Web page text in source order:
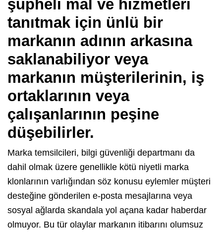
şüpheli mal ve hizmetleri
tanıtmak için ünlü bir
markanın adının arkasına
saklanabiliyor veya
markanın müşterilerinin, iş
ortaklarının veya
çalışanlarının peşine
düşebilirler.
Marka temsilcileri, bilgi güvenliği departmanı da
dahil olmak üzere genellikle kötü niyetli marka
klonlarının varlığından söz konusu eylemler müşteri
desteğine gönderilen e-posta mesajlarına veya
sosyal ağlarda skandala yol açana kadar haberdar
olmuyor. Bu tür olaylar markanın itibarını olumsuz